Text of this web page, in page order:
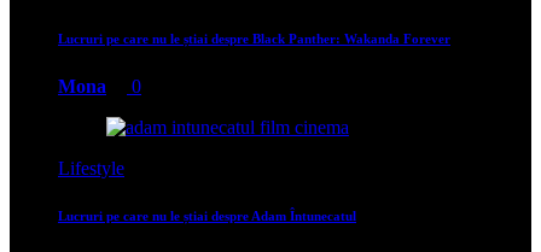
Lucruri pe care nu le știai despre Black Panther: Wakanda Forever
Mona 0
Lifestyle
Lucruri pe care nu le știai despre Adam Întunecatul